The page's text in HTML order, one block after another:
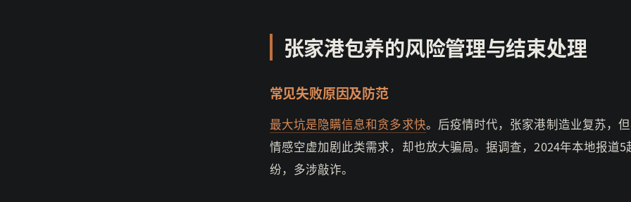
张家港包养的风险管理与结束处理
常见失败原因及防范
最大坑是隐瞒信息和贪多求快。后疫情时代，张家港制造业复苏，
情感空虚加剧此类需求，却也放大骗局。据调查，2024年本地报道5
纷，多涉敲诈。